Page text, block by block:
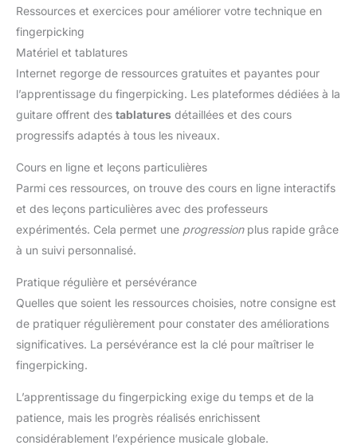
Ressources et exercices pour améliorer votre technique en
fingerpicking
Matériel et tablatures
Internet regorge de ressources gratuites et payantes pour
l’apprentissage du fingerpicking. Les plateformes dédiées à la
guitare offrent des tablatures détaillées et des cours
progressifs adaptés à tous les niveaux.
Cours en ligne et leçons particulières
Parmi ces ressources, on trouve des cours en ligne interactifs
et des leçons particulières avec des professeurs
expérimentés. Cela permet une progressionplus rapide grâce
à un suivi personnalisé.
Pratique régulière et persévérance
Quelles que soient les ressources choisies, notre consigne est
de pratiquer régulièrement pour constater des améliorations
significatives. La persévérance est la clé pour maîtriser le
fingerpicking.
L’apprentissage du fingerpicking exige du temps et de la
patience, mais les progrès réalisés enrichissent
considérablement l’expérience musicale globale.